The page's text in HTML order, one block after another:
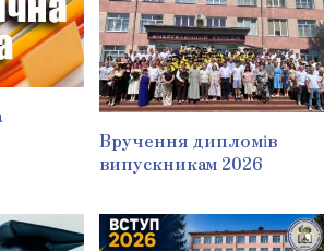
Вручення дипломів
випускникам 2026